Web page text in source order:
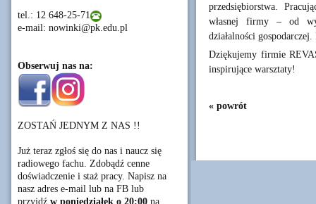
tel.: 12 648-25-71
e-mail: nowinki@pk.edu.pl
Obserwuj nas na:
ZOSTAŃ JEDNYM Z NAS !!
Już teraz zgłoś się do nas i naucz się
radiowego fachu. Zdobądź cenne
doświadczenie i staż pracy. Napisz na
nasz adres e-mail lub na FB lub
przyjdź w poniedziałek o 20:00 na
przedsiębiorstwa.
własnej firmy – od
działalności
Dziękujemy firmie
inspirujące warsztaty!
« powrót